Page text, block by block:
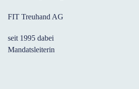
FIT Treuhand AG
seit 1995 dabei
Mandatsleiterin